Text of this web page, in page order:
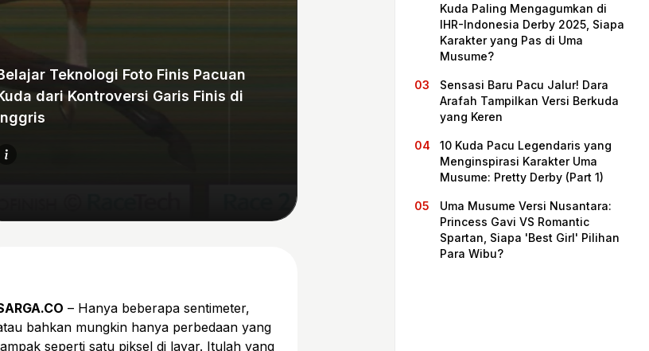
Teknologi Foto Finis Pacuan
dari Kontroversi Garis Finis di
– Hanya beberapa sentimeter,
bahkan mungkin hanya perbedaan yang
seperti satu piksel di layar. Itulah yang
Kuda Paling Mengagumkan di
IHR-Indonesia Derby 2025, Siapa
Karakter yang Pas di Uma
Musume?
Sensasi Baru Pacu Jalur! Dara
Arafah Tampilkan Versi Berkuda
yang Keren
10 Kuda Pacu Legendaris yang
Menginspirasi Karakter Uma
Musume: Pretty Derby (Part 1)
Uma Musume Versi Nusantara:
Princess Gavi VS Romantic
Spartan, Siapa 'Best Girl' Pilihan
Para Wibu?